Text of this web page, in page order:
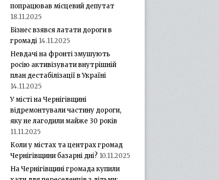
попрацював місцевий депутат
18.11.2025
Бізнес взявся латати дороги в
громаді 14.11.2025
Невдачі на фронті змушують
росію активізувати внутрішній
план дестабілізації в Україні
14.11.2025
У місті на Чернігівщині
відремонтували частину дороги,
яку не лагодили майже 30 років
11.11.2025
Коли у містах та центрах громад
Чернігівщини базарні дні? 10.11.2025
На Чернігівщині громада купили